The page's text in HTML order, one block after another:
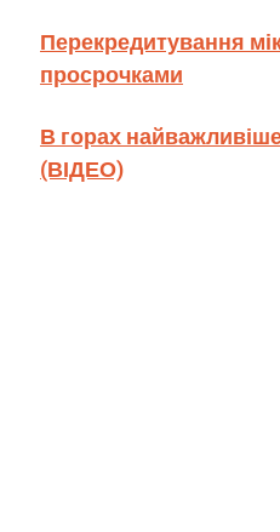
Перекредитування
просрочками
В горах
(ВІДЕО)